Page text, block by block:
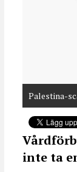
Palestina-
inte ta